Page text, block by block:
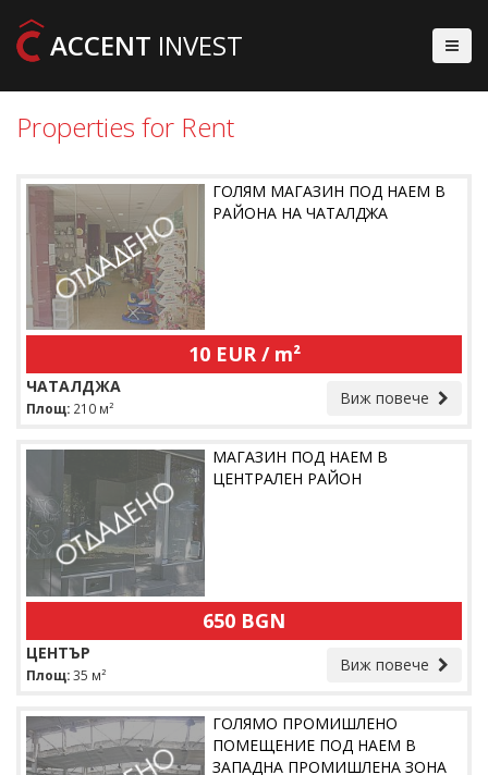
ACCENT INVEST
Properties for Rent
ГОЛЯМ МАГАЗИН ПОД НАЕМ В
РАЙОНА НА ЧАТАЛДЖА
10 EUR / m²
Виж повече
ЧАТАЛДЖА
Площ: 210 м²
МАГАЗИН ПОД НАЕМ В
ЦЕНТРАЛЕН РАЙОН
650 BGN
Виж повече
ЦЕНТЪР
Площ:35 м²
ГОЛЯМО ПРОМИШЛЕНО
ПОМЕЩЕНИЕ ПОД НАЕМ В
ЗАПАДНА ПРОМИШЛЕНА ЗОНА